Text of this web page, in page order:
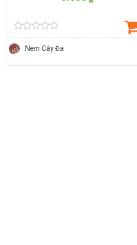
Nem Cây Đa